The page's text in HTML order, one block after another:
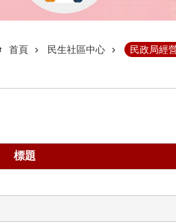
首頁 民生社區中心 民政局經
標題